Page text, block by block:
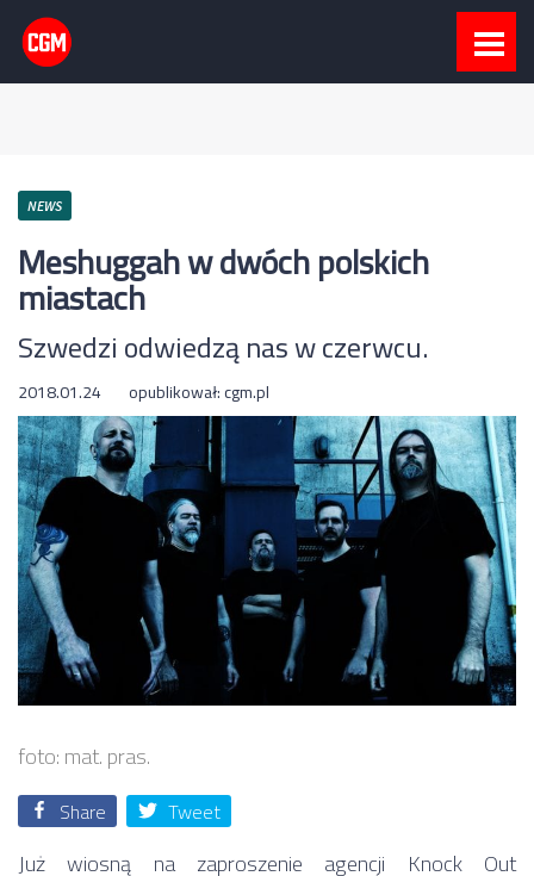
NEWS
Meshuggah w dwóch polskich
miastach
Szwedzi odwiedzą nas w czerwcu.
2018.01.24 opublikował:cgm.pl
foto: mat. pras.
Share Tweet
Już wiosną na zaproszenie agencji Knock Out